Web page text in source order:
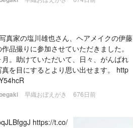
真家の塩川雄也さん、ヘアメイクの伊藤
品撮りに参加させていただきました。
。助けていただいて、日々、がんばれ
を目にするとより思い出せます。 http
早織おぼえがき 676日前
https://t.co/